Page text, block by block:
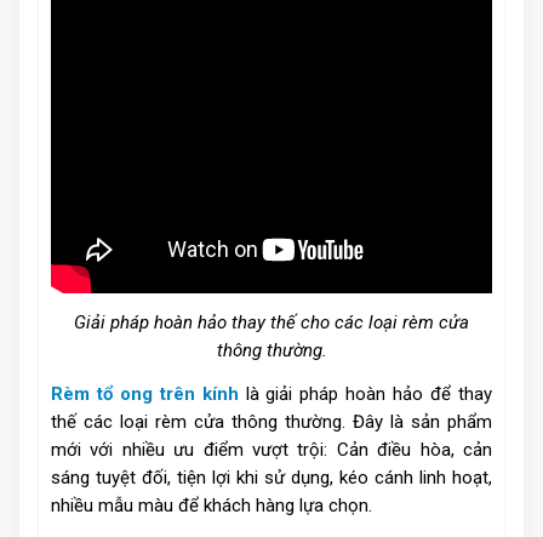
Giải pháp hoàn hảo thay thế cho các loại rèm cửa
thông thường.
Rèm tổ ong trên kính là giải pháp hoàn hảo để thay
thế các loại rèm cửa thông thường. Đây là sản phẩm
mới với nhiều ưu điểm vượt trội: Cản điều hòa, cản
sáng tuyệt đối, tiện lợi khi sử dụng, kéo cánh linh hoạt,
nhiều mẫu màu để khách hàng lựa chọn.